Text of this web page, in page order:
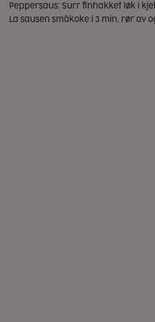
Peppersaus: Surr finhakket løk i
La sausen småkoke i 3 min, rør av